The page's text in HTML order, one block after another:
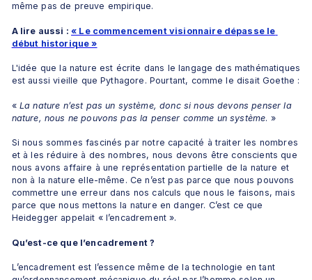
même pas de preuve empirique.
A lire aussi : « Le commencement visionnaire dépasse le
début historique »
L'idée que la nature est écrite dans le langage des mathématiques
est aussi vieille que Pythagore. Pourtant, comme le disait Goethe :
« La nature n’est pas un système, donc si nous devons penser la
nature, nous ne pouvons pas la penser comme un système. »
Si nous sommes fascinés par notre capacité à traiter les nombres
et à les réduire à des nombres, nous devons être conscients que
nous avons affaire à une représentation partielle de la nature et
non à la nature elle-même. Ce n’est pas parce que nous pouvons
commettre une erreur dans nos calculs que nous le faisons, mais
parce que nous mettons la nature en danger. C’est ce que
Heidegger appelait « l’encadrement ».
Qu’est-ce que l’encadrement ?
L’encadrement est l’essence même de la technologie en tant